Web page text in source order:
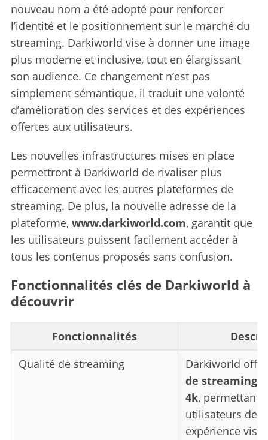
nouveau nom a été adopté pour renforcer
l’identité et le positionnement sur le marché du
streaming. Darkiworld vise à donner une image
plus moderne et inclusive, tout en élargissant
son audience. Ce changement n’est pas
simplement sémantique, il traduit une volonté
d’amélioration des services et des expériences
offertes aux utilisateurs.
Les nouvelles infrastructures mises en place
permettront à Darkiworld de rivaliser plus
efficacement avec les autres plateformes de
streaming. De plus, la nouvelle adresse de la
plateforme, www.darkiworld.com, garantit que
les utilisateurs puissent facilement accéder à
tous les contenus proposés sans confusion.
Fonctionnalités clés de Darkiworld à
découvrir
Fonctionnalités
Qualité de streaming
Darkiworld
de streaming
4k, permettant
utilisateurs de
expérience